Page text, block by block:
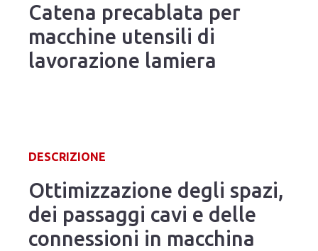
Catena precablata per
macchine utensili di
lavorazione lamiera
DESCRIZIONE
Ottimizzazione degli spazi,
dei passaggi cavi e delle
connessioni in macchina